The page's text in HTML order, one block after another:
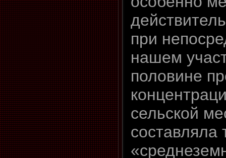
при
нашем
половине
сельской
составляла